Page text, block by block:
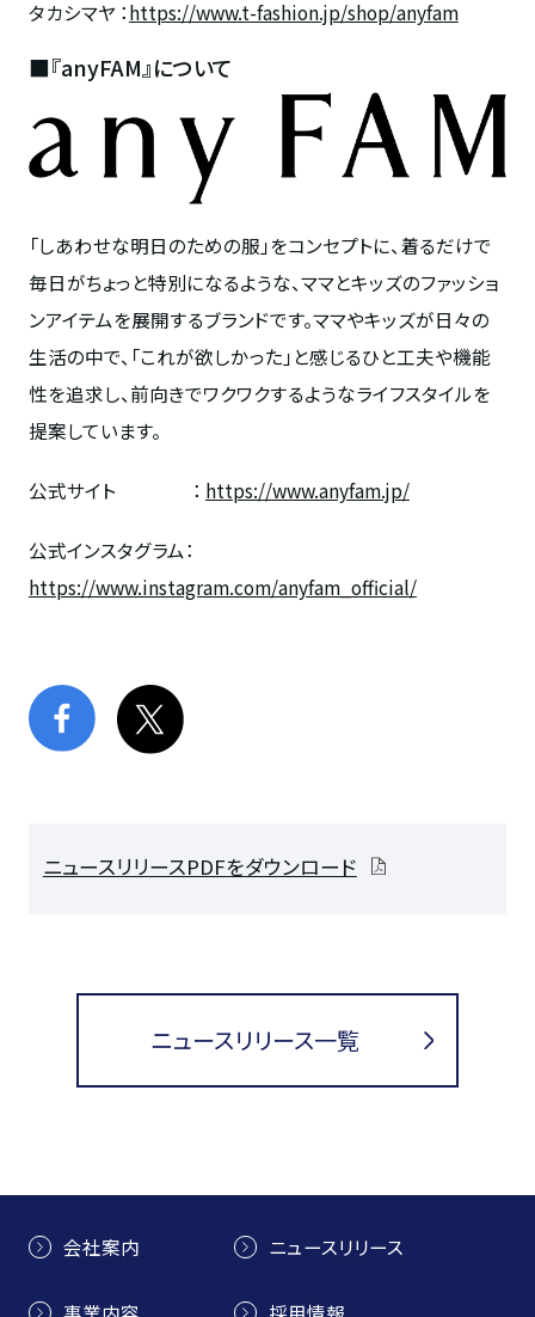
タカシマヤ ：https://www.t-fashion.jp/shop/anyfam
■『anyFAM』について
「しあわせな明日のための服」をコンセプトに、着るだけで
毎日がちょっと特別になるような、ママとキッズのファッショ
ンアイテムを展開するブランドです。ママやキッズが日々の
生活の中で、「これが欲しかった」と感じるひと工夫や機能
性を追求し、前向きでワクワクするようなライフスタイルを
提案しています。
公式サイト ： https://www.anyfam.jp/
公式インスタグラム：
https://www.instagram.com/anyfam_official/
ニュースリリースPDFをダウンロード
ニュースリリース一覧
会社案内 ニュースリリース